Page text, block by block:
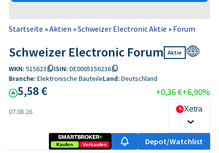
Startseite »Aktien »Schweizer Electronic Aktie » Forum
Schweizer Electronic Forum Aktie
WKN: 515623 ISIN: DE0005156236
Branche: Elektronische BauteileLand: Deutschland
5,58 € +0,36 €+6,90%
07.08.26 Xetra
Kaufen Verkaufen Depot/Watchlist